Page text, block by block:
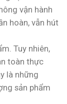
vận hành
hoàn, vẫn hút
Tuy nhiên,
toàn thực
là những
sản phẩm